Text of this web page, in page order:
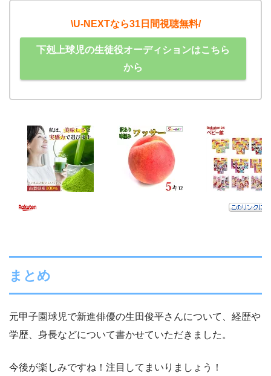
\U-NEXTなら31日間視聴無料/
下剋上球児の生徒役オーディションはこちら
から
まとめ
元甲子園球児で新進俳優の生田俊平さんについて、経歴や
学歴、身長などについて書かせていただきました。
今後が楽しみですね！注目してまいりましょう！